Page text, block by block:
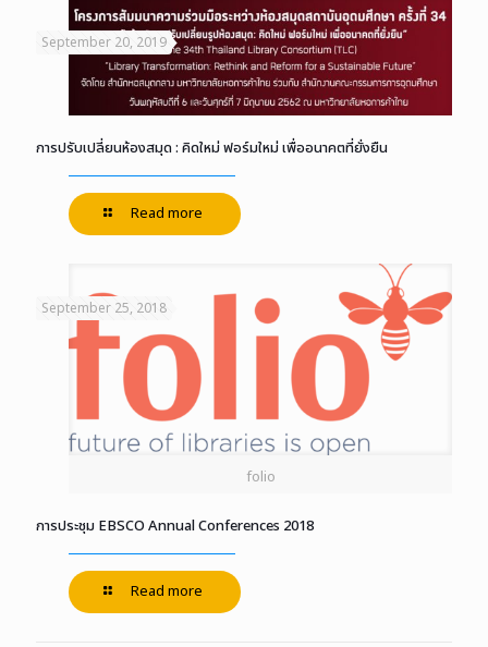
September 20, 2019
การปรับเปลี่ยนห้องสมุด : คิดใหม่ ฟอร์มใหม่ เพื่ออนาคตที่ยั่งยืน
Read more
folio
September 25, 2018
การประชุม EBSCO Annual Conferences 2018
Read more